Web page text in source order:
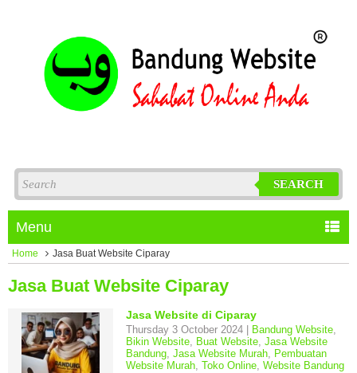
SEARCH
Menu
Home Jasa Buat Website Ciparay
Jasa Buat Website Ciparay
Jasa Website di Ciparay
Thursday 3 October 2024 | Bandung Website,
Bikin Website, Buat Website, Jasa Website
Bandung, Jasa Website Murah, Pembuatan
Website Murah, Toko Online, Website Bandung